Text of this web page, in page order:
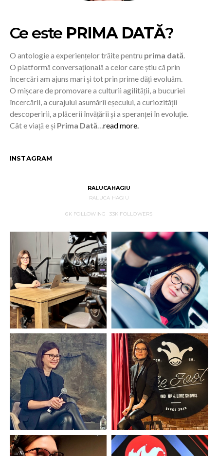
Ce este PRIMA DATĂ?
O antologie a experiențelor trăite pentru prima dată.
O platformă conversațională a celor care știu că prin
încercări am ajuns mari și tot prin prime dăți evoluăm.
O mișcare de promovare a culturii agilității, a bucuriei
încercării, a curajului asumării eșecului, a curiozității
descoperirii, a plăcerii învățării și a speranței în evoluție.
Cât e viață e și Prima Dată…read more.
INSTAGRAM
RALUCAHAGIU
RALUCA HAGIU
6KFOLLOWING 33K FOLLOWERS